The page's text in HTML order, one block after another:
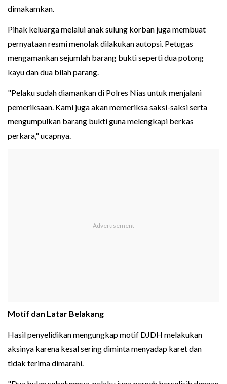
dimakamkan.
Pihak keluarga melalui anak sulung korban juga membuat
pernyataan resmi menolak dilakukan autopsi. Petugas
mengamankan sejumlah barang bukti seperti dua potong
kayu dan dua bilah parang.
"Pelaku sudah diamankan di Polres Nias untuk menjalani
pemeriksaan. Kami juga akan memeriksa saksi-saksi serta
mengumpulkan barang bukti guna melengkapi berkas
perkara," ucapnya.
Motif dan Latar Belakang
Hasil penyelidikan mengungkap motif DJDH melakukan
aksinya karena kesal sering diminta menyadap karet dan
tidak terima dimarahi.